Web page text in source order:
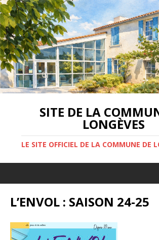
SITE DE LA
LONGÈVES
LE SITE OFFICIEL DE LA COMMUNE DE
L’ENVOL : SAISON 24-25